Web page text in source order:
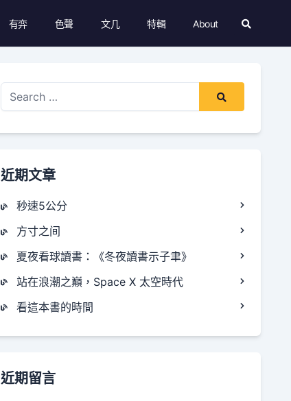
有弈 色聲 文几 特輯
About
Search
for:
近期文章
秒速5公分
方寸之间
夏夜看球讀書：《冬夜讀書示子聿》
站在浪潮之巔，Space X 太空時代
看這本書的時間
近期留言